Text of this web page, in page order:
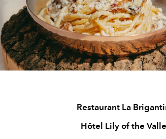
Restaurant La
Hôtel Lily of the